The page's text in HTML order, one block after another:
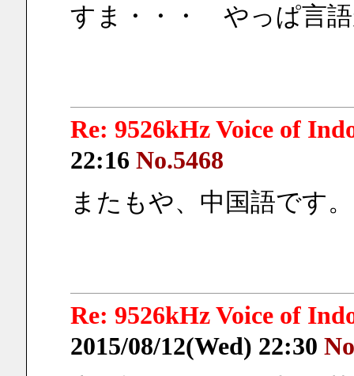
すま・・・　やっぱ言
Re: 9526kHz Voice of
22:16 No.5468
またもや、中国語です。
Re: 9526kHz Voice of
2015/08/12(Wed) 22:30